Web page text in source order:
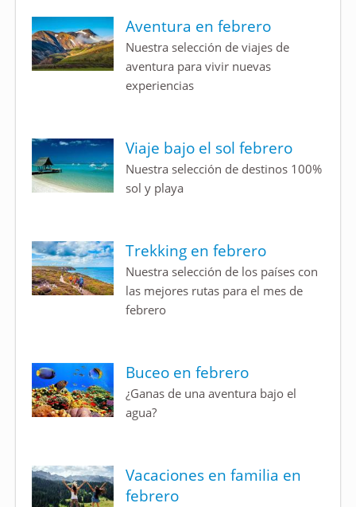
Aventura en febrero
Nuestra selección de viajes de
aventura para vivir nuevas
experiencias
Viaje bajo el sol febrero
Nuestra selección de destinos 100%
sol y playa
Trekking en febrero
Nuestra selección de los países con
las mejores rutas para el mes de
febrero
Buceo en febrero
¿Ganas de una aventura bajo el
agua?
Vacaciones en familia en
febrero